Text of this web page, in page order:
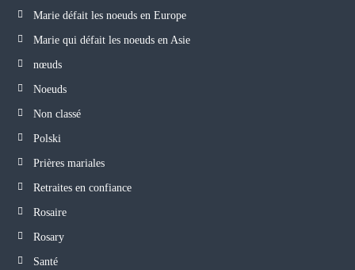
Marie défait les noeuds en Europe
Marie qui défait les noeuds en Asie
nœuds
Noeuds
Non classé
Polski
Prières mariales
Retraites en confiance
Rosaire
Rosary
Santé